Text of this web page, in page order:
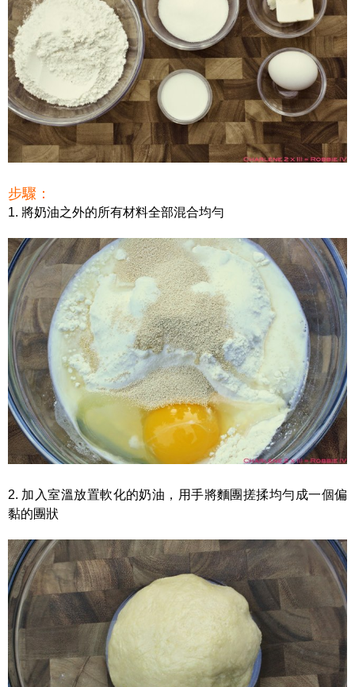
步驟：
1. 將奶油之外的所有材料全部混合均勻
2. 加入室溫放置軟化的奶油，用手將麵團搓揉均勻成一個偏
黏的團狀